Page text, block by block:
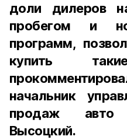
доли дилеров
пробегом и
программ,
купить
начальник
продаж
Высоцкий.